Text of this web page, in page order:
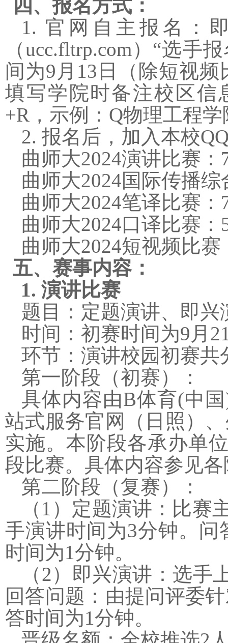
四、报名方式：
1. 官网自主报名：
（ucc.fltrp.com ）“选手
间为9 月 13 日（除短视
填写学院时备注校区信
+R ，示例： Q物理工程学
2. 报名后，加入本校
曲师大2024演讲比赛：
曲师大2024国际传播
曲师大2024笔译比赛：
曲师大2024口译比赛：
曲师大2024短视频比赛
五、赛事内容：
1. 演讲比赛
题目：定题演讲、即兴
时间：初赛时间为9 月
环节：演讲校园初赛共
第一阶段（初赛）：
具体内容由B体育(中
站式服务官网（日照）
实施。本阶段各承办单
段比赛。具体内容参见
第二阶段（复赛）：
（ 1 ）定题演讲：比赛
手演讲时间为3分钟。问
时间为1分钟。
（2）即兴演讲：选手
回答问题：由提问评委
答时间为1分钟。